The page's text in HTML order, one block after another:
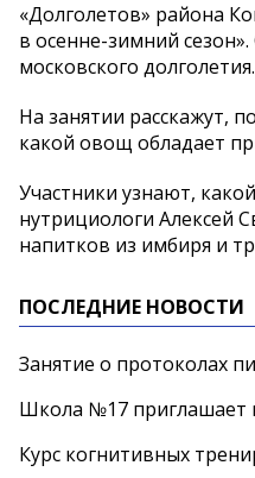
«Долголетов» района
в осенне-зимний
московского долголетия.
На занятии расскажут,
какой овощ обладает
Участники узнают,
нутрициологи Алексей
напитков из имбиря и
ПОСЛЕДНИЕ НОВОСТИ
Занятие о протоколах
Школа №17 приглашает
Курс когнитивных